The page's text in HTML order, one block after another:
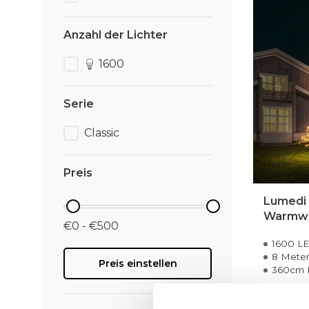
Anzahl der Lichter
1600
Serie
Classic
Preis
€0 - €500
Preis einstellen
1600
8
360cm